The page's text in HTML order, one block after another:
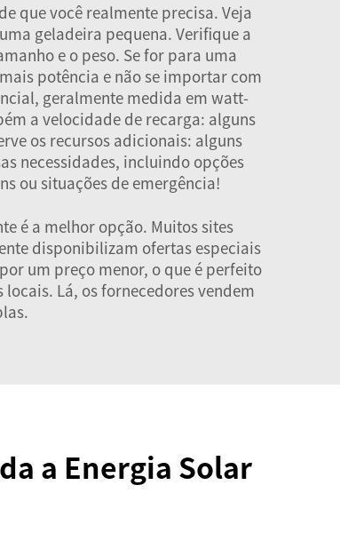
que você realmente precisa. Veja
geladeira pequena. Verifique a
e o peso. Se for para uma
potência e não se importar com
geralmente medida em watt-
a velocidade de recarga: alguns
os recursos adicionais: alguns
necessidades, incluindo opções
ou situações de emergência!
é a melhor opção. Muitos sites
disponibilizam ofertas especiais
um preço menor, o que é perfeito
Lá, os fornecedores vendem
a Energia Solar